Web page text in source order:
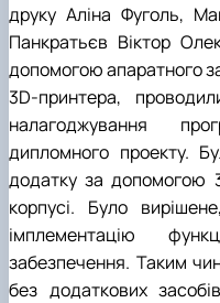
друку Аліна Фуголь,
Панкратьєв Віктор
допомогою апаратного
3D-принтера,
налагоджування
дипломного проекту.
додатку за допомогою
корпусі. Було
імплементацію
забезпечення. Таким
без додаткових